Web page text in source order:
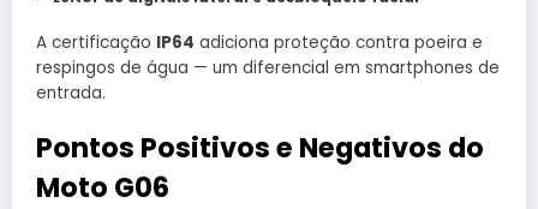
A certificação IP64 adiciona proteção contra poeira e
respingos de água — um diferencial em smartphones de
entrada.
Pontos Positivos e Negativos do
Moto G06